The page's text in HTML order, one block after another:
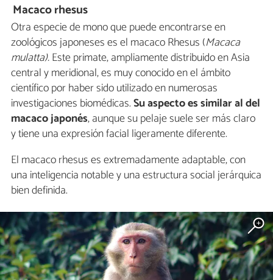
Macaco rhesus
Otra especie de mono que puede encontrarse en
zoológicos japoneses es el macaco Rhesus (Macaca
mulatta).Este primate, ampliamente distribuido en Asia
central y meridional, es muy conocido en el ámbito
científico por haber sido utilizado en numerosas
investigaciones biomédicas.Su aspecto es similar al del
macaco japonés, aunque su pelaje suele ser más claro
y tiene una expresión facial ligeramente diferente.
El macaco rhesus es extremadamente adaptable, con
una inteligencia notable y una estructura social jerárquica
bien definida.